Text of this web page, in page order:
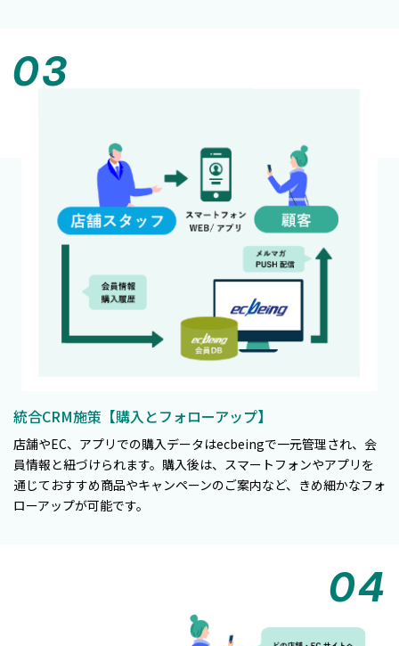
統合CRM施策【購入とフォローアップ】
店舗やEC、アプリでの購入データはecbeingで一元管理され、会
員情報と紐づけられます。購入後は、スマートフォンやアプリを
通じておすすめ商品やキャンペーンのご案内など、きめ細かなフォ
ローアップが可能です。